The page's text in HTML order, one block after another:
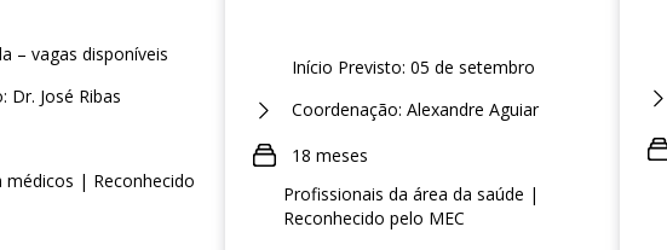
– vagas disponíveis
Dr. José Ribas
médicos | Reconhecido
Início Previsto: 05 de setembro
Coordenação: Alexandre Aguiar
18 meses
Profissionais da área da saúde |
Reconhecido pelo MEC